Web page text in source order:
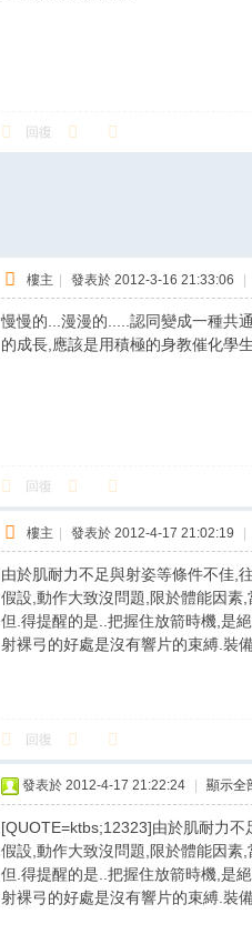
回復
樓主 | 發表於 2012-3-16 21:33:06 |
慢慢的...漫漫的.....認同變成一種共
的成長,應該是用積極的身教催化學
回復
樓主 | 發表於 2012-4-17 21:02:19 |
由於肌耐力不足與射姿等條件不佳,
假設,動作大致沒問題,限於體能因素
但.得提醒的是..把握住放箭時機,是
射裸弓的好處是沒有響片的束縛.裝
回復
發表於 2012-4-17 21:22:24 顯示全
[QUOTE=ktbs;12323]由於肌耐力不
假設,動作大致沒問題,限於體能因素
但.得提醒的是..把握住放箭時機,是
射裸弓的好處是沒有響片的束縛.裝